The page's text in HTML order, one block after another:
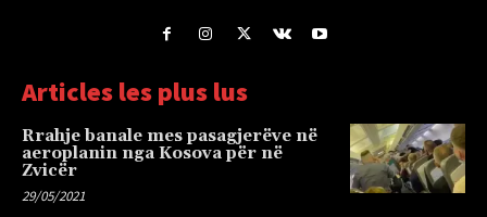
Articles les plus lus
Rrahje banale mes pasagjerëve në
aeroplanin nga Kosova për në
Zvicër
29/05/2021